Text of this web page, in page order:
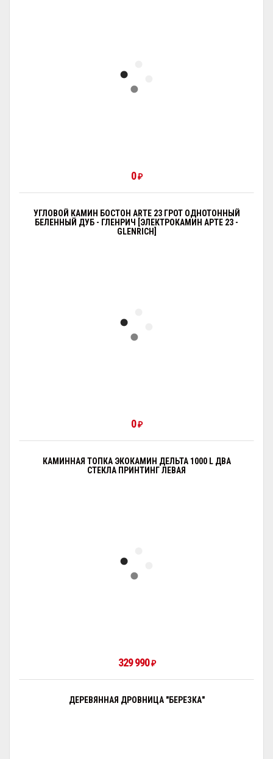
0₽
УГЛОВОЙ КАМИН БОСТОН ARTE 23 ГРОТ ОДНОТОННЫЙ
БЕЛЕННЫЙ ДУБ - ГЛЕНРИЧ [ЭЛЕКТРОКАМИН АРТЕ 23 -
GLENRICH]
0₽
КАМИННАЯ ТОПКА ЭКОКАМИН ДЕЛЬТА 1000 L ДВА
СТЕКЛА ПРИНТИНГ ЛЕВАЯ
329 990₽
ДЕРЕВЯННАЯ ДРОВНИЦА "БЕРЕЗКА"